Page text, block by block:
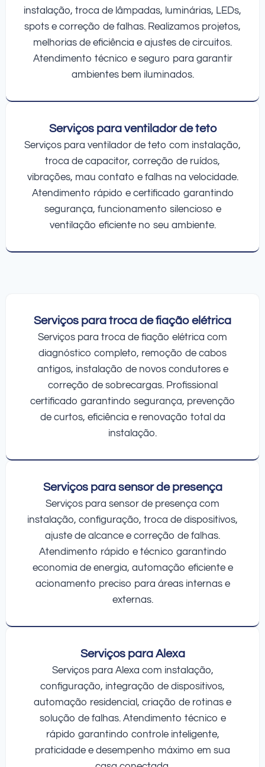
instalação, troca de lâmpadas, luminárias, LEDs,
spots e correção de falhas. Realizamos projetos,
melhorias de eficiência e ajustes de circuitos.
Atendimento técnico e seguro para garantir
ambientes bem iluminados.
Serviços para ventilador de teto
Serviços para ventilador de teto com instalação,
troca de capacitor, correção de ruídos,
vibrações, mau contato e falhas na velocidade.
Atendimento rápido e certificado garantindo
segurança, funcionamento silencioso e
ventilação eficiente no seu ambiente.
Serviços para troca de fiação elétrica
Serviços para troca de fiação elétrica com
diagnóstico completo, remoção de cabos
antigos, instalação de novos condutores e
correção de sobrecargas. Profissional
certificado garantindo segurança, prevenção
de curtos, eficiência e renovação total da
instalação.
Serviços para sensor de presença
Serviços para sensor de presença com
instalação, configuração, troca de dispositivos,
ajuste de alcance e correção de falhas.
Atendimento rápido e técnico garantindo
economia de energia, automação eficiente e
acionamento preciso para áreas internas e
externas.
Serviços para Alexa
Serviços para Alexa com instalação,
configuração, integração de dispositivos,
automação residencial, criação de rotinas e
solução de falhas. Atendimento técnico e
rápido garantindo controle inteligente,
praticidade e desempenho máximo em sua